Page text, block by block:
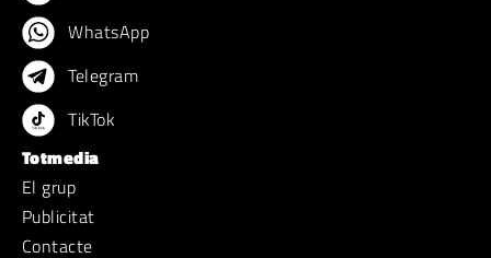
WhatsApp
Telegram
TikTok
Totmedia
El grup
Publicitat
Contacte